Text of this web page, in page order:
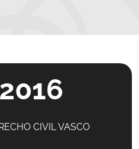
CIVIL VASCO